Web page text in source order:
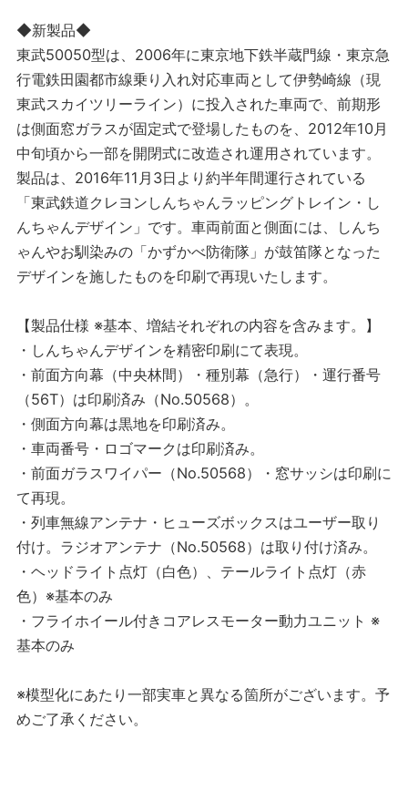
◆新製品◆
東武50050型は、2006年に東京地下鉄半蔵門線・東京急
行電鉄田園都市線乗り入れ対応車両として伊勢崎線（現
東武スカイツリーライン）に投入された車両で、前期形
は側面窓ガラスが固定式で登場したものを、2012年10月
中旬頃から一部を開閉式に改造され運用されています。
製品は、2016年11月3日より約半年間運行されている
「東武鉄道クレヨンしんちゃんラッピングトレイン・し
んちゃんデザイン」です。車両前面と側面には、しんち
ゃんやお馴染みの「かずかべ防衛隊」が鼓笛隊となった
デザインを施したものを印刷で再現いたします。
【製品仕様 ※基本、増結それぞれの内容を含みます。】
・しんちゃんデザインを精密印刷にて表現。
・前面方向幕（中央林間）・種別幕（急行）・運行番号
（56T）は印刷済み（No.50568）。
・側面方向幕は黒地を印刷済み。
・車両番号・ロゴマークは印刷済み。
・前面ガラスワイパー（No.50568）・窓サッシは印刷に
て再現。
・列車無線アンテナ・ヒューズボックスはユーザー取り
付け。ラジオアンテナ（No.50568）は取り付け済み。
・ヘッドライト点灯（白色）、テールライト点灯（赤
色）※基本のみ
・フライホイール付きコアレスモーター動力ユニット ※
基本のみ
※模型化にあたり一部実車と異なる箇所がございます。予
めご了承ください。